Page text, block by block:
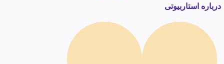
درباره استاربیوتی